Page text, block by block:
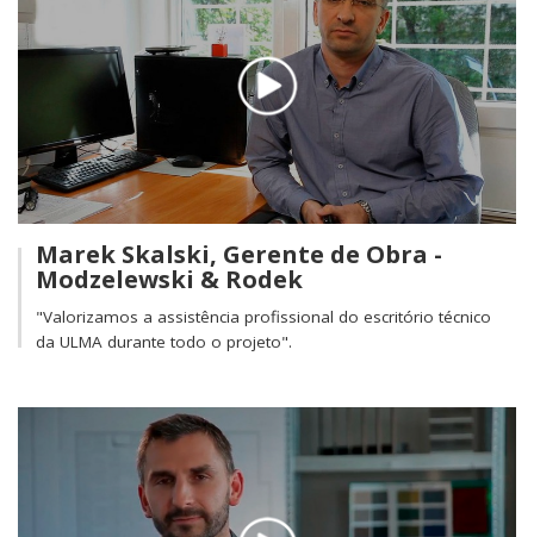
Marek Skalski, Gerente de Obra -
Modzelewski & Rodek
"Valorizamos a assistência profissional do escritório técnico
da ULMA durante todo o projeto".